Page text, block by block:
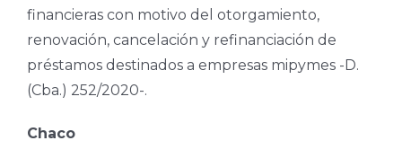
financieras con motivo del otorgamiento,
renovación, cancelación y refinanciación de
préstamos destinados a empresas mipymes -D.
(Cba.) 252/2020-.
Chaco